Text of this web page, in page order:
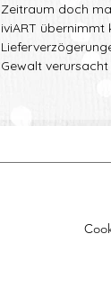
Zeitraum doch
iviART
Gewalt verursacht